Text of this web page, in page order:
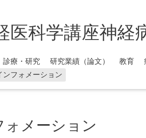
医科学講座神経
診療・研究 研究業績（論文） 教育
ンフォメーション
ォメーション